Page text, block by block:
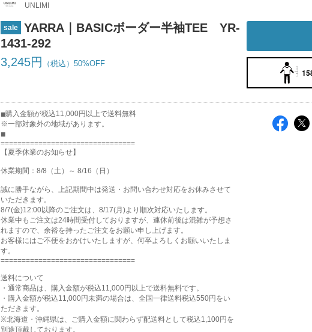
UNLIMI
sale
YARRA｜BASICボーダー半袖TEE YR-
1431-292
3,245円
50%OFF
購入金額が税込11,000円以上で送料無料
※一部対象外の地域があります。
================================
【夏季休業のお知らせ】
休業期間：8/8（土）～ 8/16（日）
誠に勝手ながら、上記期間中は発送・お問い合わせ対応をお休みさせて
いただきます。
8/7(金)12:00以降のご注文は、8/17(月)より順次対応いたします。
休業中もご注文は24時間受付しておりますが、連休前後は混雑が予想さ
れますので、余裕を持ったご注文をお願い申し上げます。
お客様にはご不便をおかけいたしますが、何卒よろしくお願いいたしま
す。
================================
送料について
・通常商品は、購入金額が税込11,000円以上で送料無料です。
・購入金額が税込11,000円未満の場合は、全国一律送料税込550円をい
ただきます。
※北海道・沖縄県は、ご購入金額に関わらず配送料として税込1,100円を
別途頂戴しております。